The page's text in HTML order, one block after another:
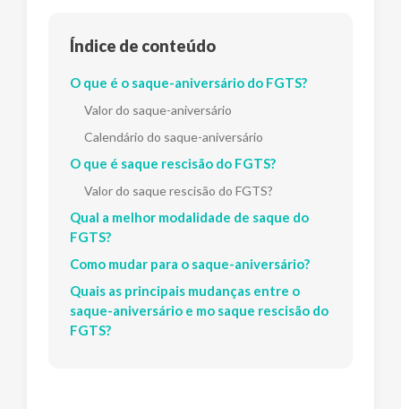
Índice de conteúdo
O que é o saque-aniversário do FGTS?
Valor do saque-aniversário
Calendário do saque-aniversário
O que é saque rescisão do FGTS?
Valor do saque rescisão do FGTS?
Qual a melhor modalidade de saque do
FGTS?
Como mudar para o saque-aniversário?
Quais as principais mudanças entre o
saque-aniversário e mo saque rescisão do
FGTS?